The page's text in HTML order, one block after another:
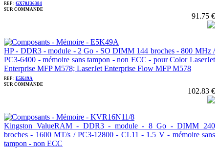
REF : GX70J36384
SUR COMMANDE
91.75 €
HP - DDR3 - module - 2 Go - SO DIMM 144 broches - 800 MHz /
PC3-6400 - mémoire sans tampon - non ECC - pour Color LaserJet
Enterprise MFP M578; LaserJet Enterprise Flow MFP M578
REF : E5K49A
SUR COMMANDE
102.83 €
Kingston ValueRAM - DDR3 - module - 8 Go - DIMM 240
broches - 1600 MT/s / PC3-12800 - CL11 - 1.5 V - mémoire sans
tampon - non ECC